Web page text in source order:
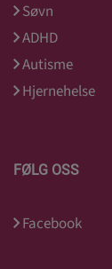
Søvn
ADHD
Autisme
Hjernehelse
FØLG OSS
Facebook